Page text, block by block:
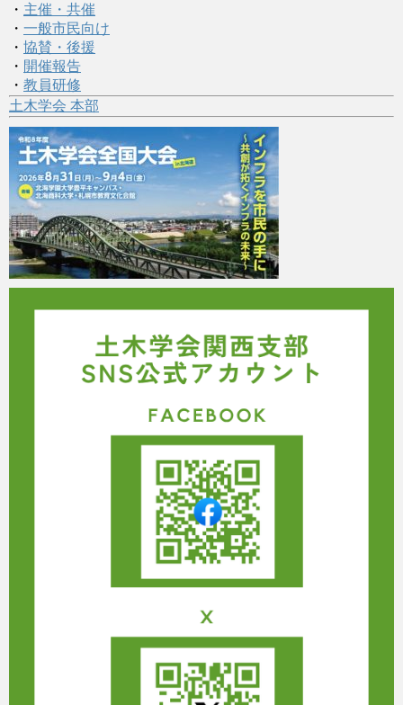
・ 主催・共催
・ 一般市民向け
・ 協賛・後援
・ 開催報告
・ 教員研修
土木学会 本部